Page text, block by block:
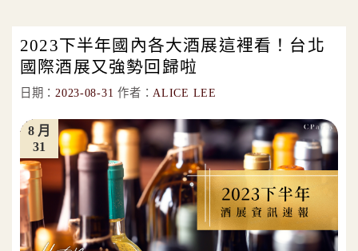
2023下半年國內各大酒展這裡看！台北
國際酒展又強勢回歸啦
日期： 2023-08-31 作者： ALICE LEE
31
8 月